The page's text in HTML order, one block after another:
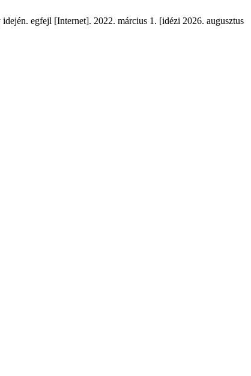
egfejl [Internet]. 2022. március 1. [idézi 2026. augusztus